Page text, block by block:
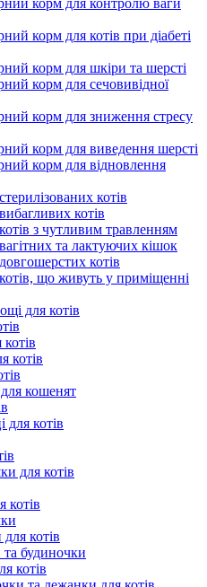
корм для контролю ваги
корм для котів при діабеті
корм для шкіри та шерсті
корм для сечовивідної
корм для зниження стресу
корм для виведення шерсті
корм для відновлення
котів
котів
з чутливим травленням
та лактуючих кішок
котів
що живуть у приміщенні
для котів
котів
кошенят
для котів
для котів
котів
котів
будиночки
котів